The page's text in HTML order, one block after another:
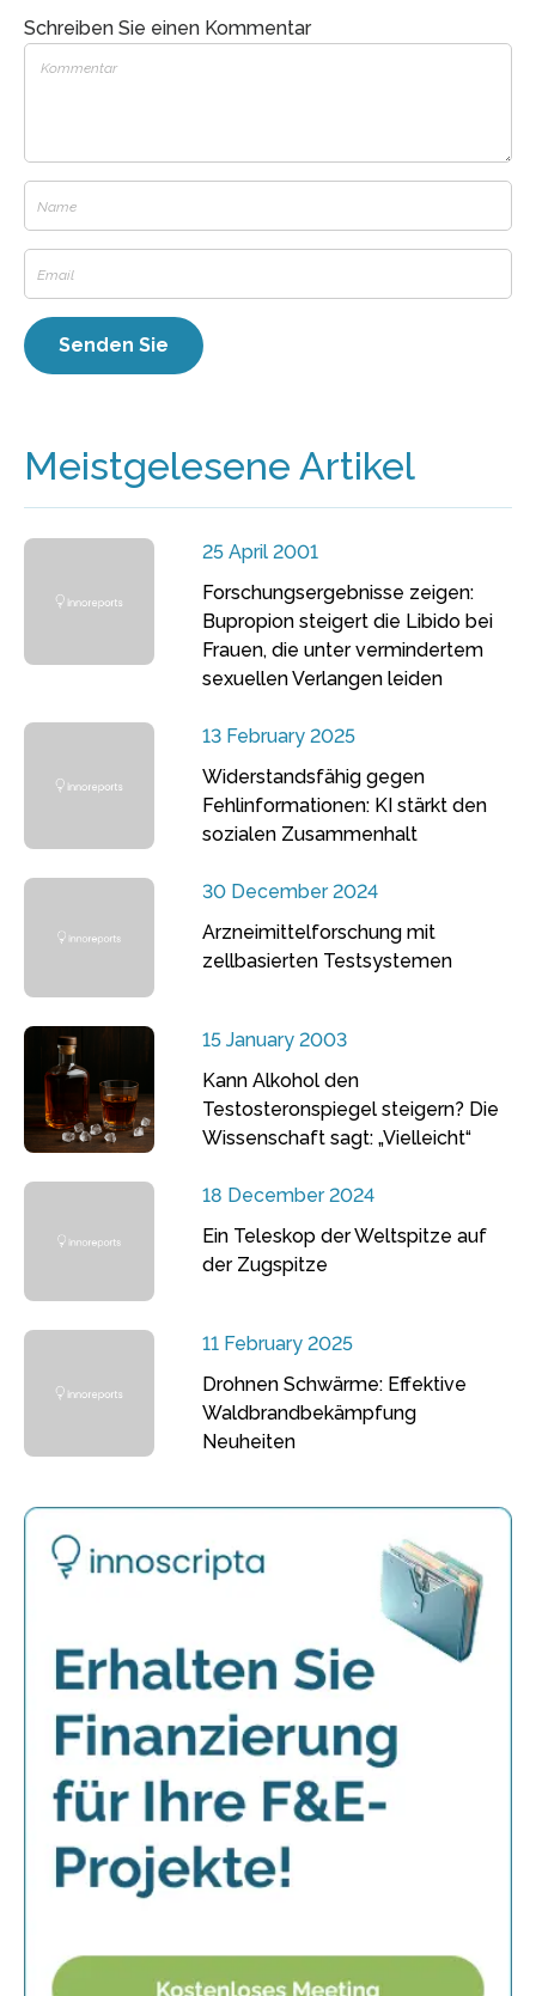
Schreiben Sie einen Kommentar
Meistgelesene Artikel
25 April 2001
Forschungsergebnisse zeigen:
Bupropion steigert die Libido bei
Frauen, die unter vermindertem
sexuellen Verlangen leiden
13 February 2025
Widerstandsfähig gegen
Fehlinformationen: KI stärkt den
sozialen Zusammenhalt
30 December 2024
Arzneimittelforschung mit
zellbasierten Testsystemen
15 January 2003
Kann Alkohol den
Testosteronspiegel steigern? Die
Wissenschaft sagt: „Vielleicht“
18 December 2024
Ein Teleskop der Weltspitze auf
der Zugspitze
11 February 2025
Drohnen Schwärme: Effektive
Waldbrandbekämpfung
Neuheiten